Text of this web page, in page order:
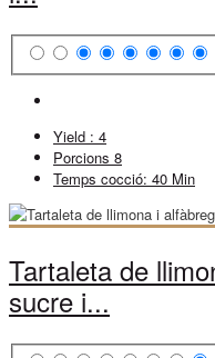
Yield : 4
Porcions 8
Temps cocció: 40 Min
Tartaleta de
sucre i...